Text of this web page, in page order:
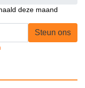
deze maand
Steun ons